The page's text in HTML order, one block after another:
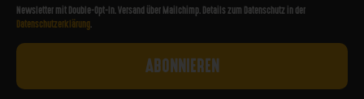
Newsletter mit Double-Opt-In. Versand über Mailchimp. Details zum Datenschutz in der
Datenschutzerklärung.